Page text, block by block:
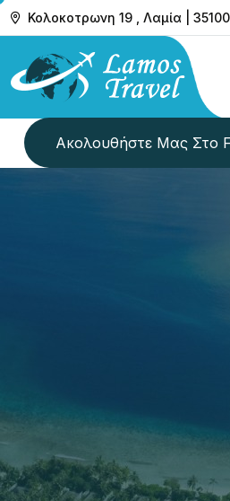
Κολοκοτρωνη 19 , Λαμία | 35100
Ακολουθήστε Μας Στο